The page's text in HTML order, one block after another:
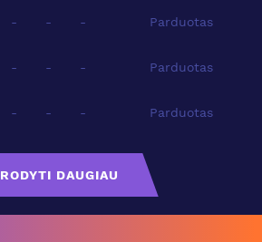
- - - Parduotas
- - - Parduotas
- - - Parduotas
RODYTI DAUGIAU